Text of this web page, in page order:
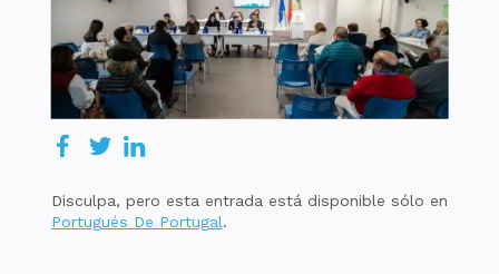
Disculpa, pero esta entrada está disponible sólo en
Portugués De Portugal.